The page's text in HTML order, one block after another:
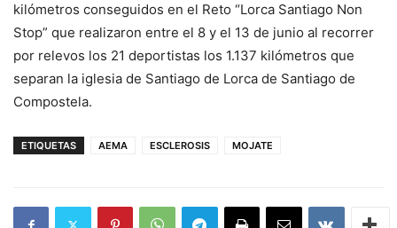
kilómetros conseguidos en el Reto “Lorca Santiago Non
Stop” que realizaron entre el 8 y el 13 de junio al recorrer
por relevos los 21 deportistas los 1.137 kilómetros que
separan la iglesia de Santiago de Lorca de Santiago de
Compostela.
ETIQUETAS AEMA ESCLEROSIS MOJATE